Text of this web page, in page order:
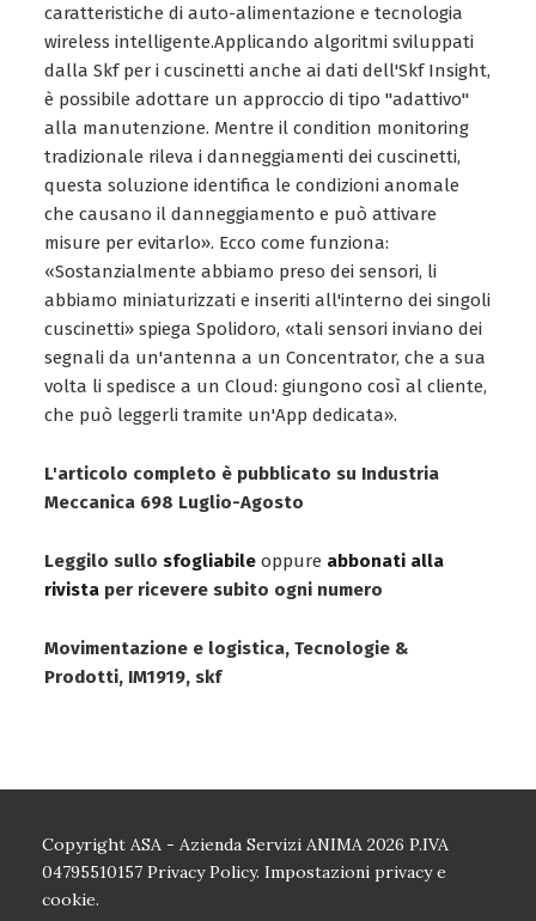
caratteristiche di auto-alimentazione e tecnologia
wireless intelligente.Applicando algoritmi sviluppati
dalla Skf per i cuscinetti anche ai dati dell'Skf Insight,
è possibile adottare un approccio di tipo "adattivo"
alla manutenzione. Mentre il condition monitoring
tradizionale rileva i danneggiamenti dei cuscinetti,
questa soluzione identifica le condizioni anomale
che causano il danneggiamento e può attivare
misure per evitarlo». Ecco come funziona:
«Sostanzialmente abbiamo preso dei sensori, li
abbiamo miniaturizzati e inseriti all'interno dei singoli
cuscinetti» spiega Spolidoro, «tali sensori inviano dei
segnali da un'antenna a un Concentrator, che a sua
volta li spedisce a un Cloud: giungono così al cliente,
che può leggerli tramite un'App dedicata».
L'articolo completo è pubblicato su Industria
Meccanica 698 Luglio-Agosto
Leggilo sullosfogliabileoppure abbonati alla
rivista per ricevere subito ogni numero
Movimentazione e logistica, Tecnologie &
Prodotti, IM1919, skf
Copyright ASA - Azienda Servizi ANIMA 2026 P.IVA
04795510157 Privacy Policy. Impostazioni privacy e
cookie.